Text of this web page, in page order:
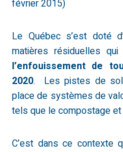
février 2015)
Le Québec s’est doté
matières résiduelles qui
l’enfouissement de
2020. Les pistes de
place de systèmes de
tels que le compostage et
C’est dans ce contexte